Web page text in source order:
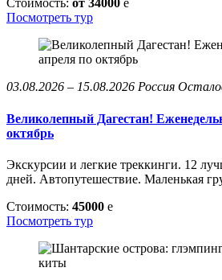
Стоимость: от 34000 e
Посмотреть тур
03.08.2026 – 15.08.2026 Россия
Великолепный Дагестан!
октябрь
Экскурсии и легкие треккинги. 12
дней. Автопутешествие. Маленькая
Стоимость: 45000 e
Посмотреть тур